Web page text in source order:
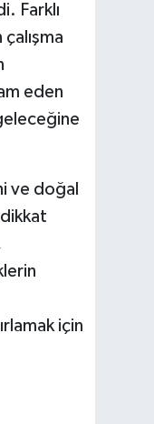
Farklı
eden
ve doğal
için